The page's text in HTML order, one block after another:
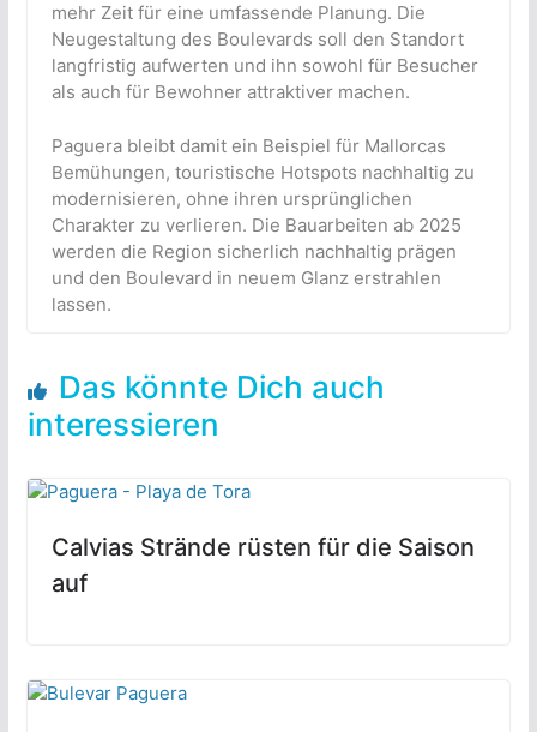
mehr Zeit für eine umfassende Planung. Die
Neugestaltung des Boulevards soll den Standort
langfristig aufwerten und ihn sowohl für Besucher
als auch für Bewohner attraktiver machen.
Paguera bleibt damit ein Beispiel für Mallorcas
Bemühungen, touristische Hotspots nachhaltig zu
modernisieren, ohne ihren ursprünglichen
Charakter zu verlieren. Die Bauarbeiten ab 2025
werden die Region sicherlich nachhaltig prägen
und den Boulevard in neuem Glanz erstrahlen
lassen.
Das könnte Dich auch
interessieren
Calvias Strände rüsten für die Saison
auf